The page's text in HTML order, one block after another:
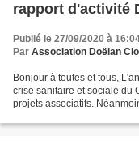
rapport d'activité
Publié le 27/09/2020 à
Par Association Doëlan
Bonjour à toutes et tous,
crise sanitaire et sociale du
projets associatifs.